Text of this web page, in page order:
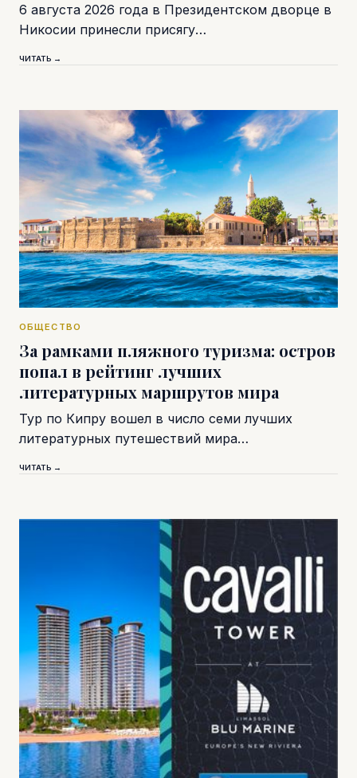
6 августа 2026 года в Президентском дворце в
Никосии принесли присягу…
ЧИТАТЬ →
ОБЩЕСТВО
За рамками пляжного туризма: остров
попал в рейтинг лучших
литературных маршрутов мира
Тур по Кипру вошел в число семи лучших
литературных путешествий мира…
ЧИТАТЬ →